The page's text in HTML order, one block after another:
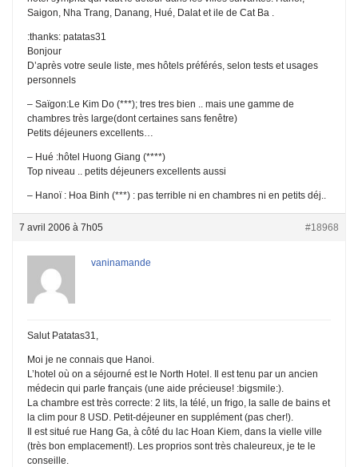
Saigon, Nha Trang, Danang, Hué, Dalat et ile de Cat Ba .
:thanks: patatas31
Bonjour
D’après votre seule liste, mes hôtels préférés, selon tests et usages
personnels
– Saïgon:Le Kim Do (***); tres tres bien .. mais une gamme de
chambres très large(dont certaines sans fenêtre)
Petits déjeuners excellents…
– Hué :hôtel Huong Giang (****)
Top niveau .. petits déjeuners excellents aussi
– Hanoï : Hoa Binh (***) : pas terrible ni en chambres ni en petits déj..
7 avril 2006 à 7h05 #18968
vaninamande
Salut Patatas31,
Moi je ne connais que Hanoi.
L’hotel où on a séjourné est le North Hotel. Il est tenu par un ancien
médecin qui parle français (une aide précieuse! :bigsmile:).
La chambre est très correcte: 2 lits, la télé, un frigo, la salle de bains et
la clim pour 8 USD. Petit-déjeuner en supplément (pas cher!).
Il est situé rue Hang Ga, à côté du lac Hoan Kiem, dans la vielle ville
(très bon emplacement!). Les proprios sont très chaleureux, je te le
conseille.